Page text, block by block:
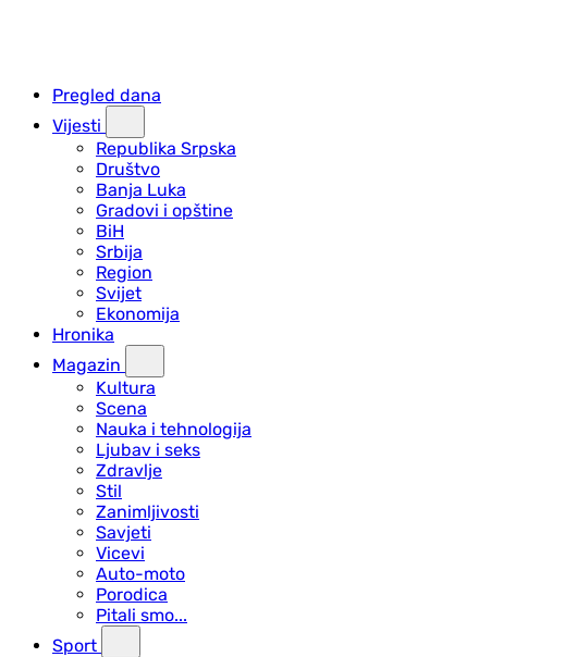
Pregled dana
Vijesti
Republika Srpska
Društvo
Banja Luka
Gradovi i opštine
BiH
Srbija
Region
Svijet
Ekonomija
Hronika
Magazin
Kultura
Scena
Nauka i tehnologija
Ljubav i seks
Zdravlje
Stil
Zanimljivosti
Savjeti
Vicevi
Auto-moto
Porodica
Pitali smo...
Sport